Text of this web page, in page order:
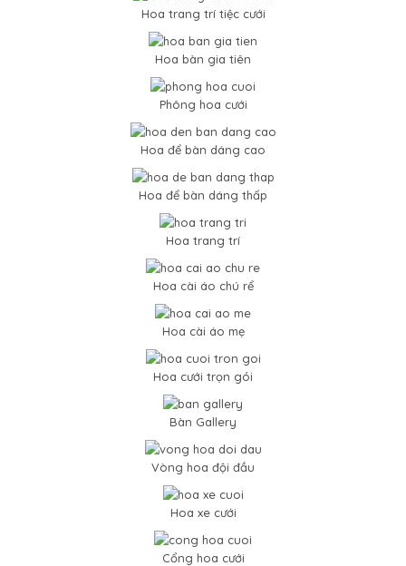
Hoa trang trí tiệc cưới
Hoa bàn gia tiên
Phông hoa cưới
Hoa để bàn dáng cao
Hoa để bàn dáng thấp
Hoa trang trí
Hoa cài áo chú rể
Hoa cài áo mẹ
Hoa cưới trọn gói
Bàn Gallery
Vòng hoa đội đầu
Hoa xe cưới
Cổng hoa cưới